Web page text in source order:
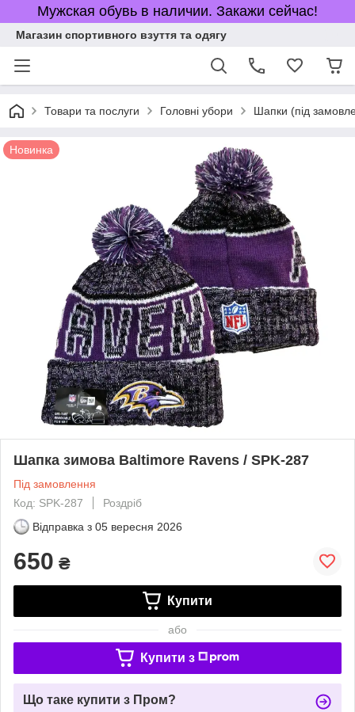
Мужская обувь в наличии. Закажи сейчас!
Магазин спортивного взуття та одягу
Товари та послуги Головні убори Шапки (під
Новинка
Шапка зимова Baltimore Ravens / SPK-287
Під замовлення
Код: SPK-287
Роздріб
Відправка з 05 вересня 2026
650 ₴
Купити
або
Купити з
Що таке купити з Пром?